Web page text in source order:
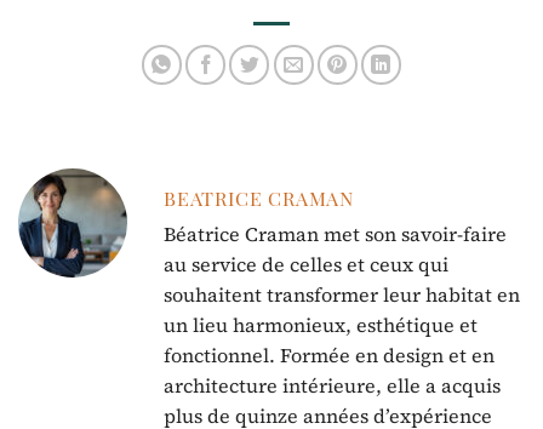
BEATRICE CRAMAN
Béatrice Craman met son savoir-faire
au service de celles et ceux qui
souhaitent transformer leur habitat en
un lieu harmonieux, esthétique et
fonctionnel. Formée en design et en
architecture intérieure, elle a acquis
plus de quinze années d’expérience